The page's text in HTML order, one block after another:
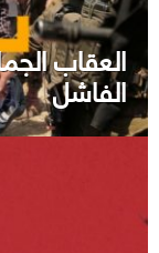
العقاب
الفاشل